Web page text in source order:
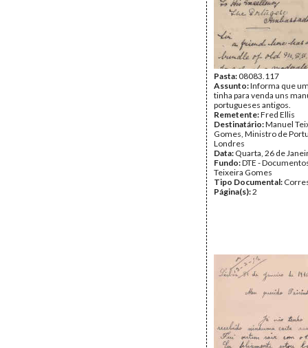
Pasta:08083.117
Assunto:Informa que
tinha para venda uns
portugueses antigos.
Remetente:Fred Ellis
Destinatário:Manuel
Gomes, Ministro de
Londres
Data: Quarta, 26 de
Fundo:DTE -
Teixeira Gomes
Tipo Documental:
Página(s):2